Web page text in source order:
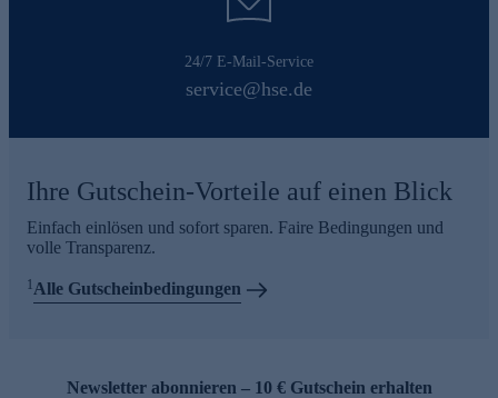
24/7 E-Mail-Service
service@hse.de
Ihre Gutschein-Vorteile auf einen Blick
Einfach einlösen und sofort sparen. Faire Bedingungen und
volle Transparenz.
1Alle Gutscheinbedingungen
Newsletter abonnieren – 10 € Gutschein erhalten